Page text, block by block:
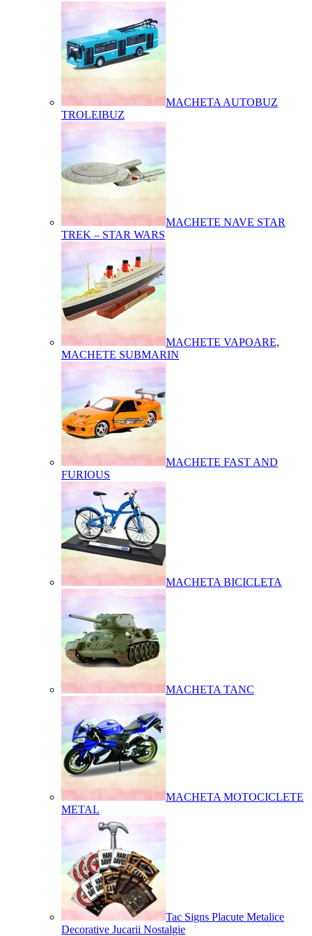
MACHETA AUTOBUZ
TROLEIBUZ
MACHETE NAVE STAR
TREK – STAR WARS
MACHETE VAPOARE,
MACHETE SUBMARIN
MACHETE FAST AND
FURIOUS
MACHETA BICICLETA
MACHETA TANC
MACHETA MOTOCICLETE
METAL
Tac Signs Placute Metalice
Decorative Jucarii Nostalgie